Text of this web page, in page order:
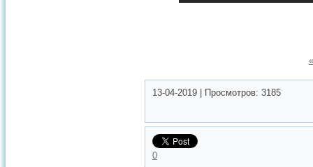
13-04-2019 Просмотров: 3185
0